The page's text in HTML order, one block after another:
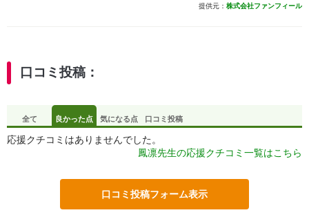
提供元： 株式会社ファンフィール
口コミ投稿：
全て 良かった点 気になる点 口コミ投稿
応援クチコミはありませんでした。
鳳凛先生の応援クチコミ一覧はこちら
口コミ投稿フォーム表示